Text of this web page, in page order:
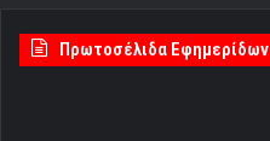
Πρωτοσέλιδα Εφημερίδων